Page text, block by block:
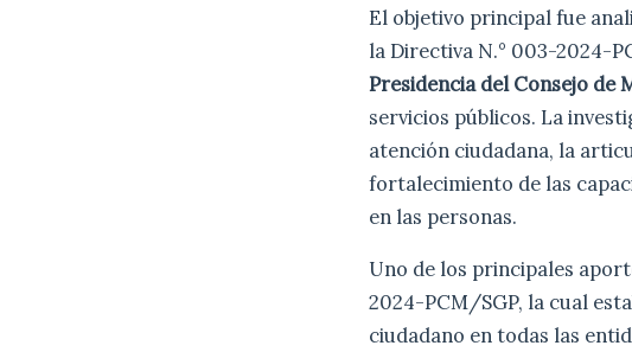
El objetivo principal fue
la Directiva N.° 003-2024-
Presidencia del Consejo de
servicios públicos. La
atención ciudadana, la
fortalecimiento de las
en las personas.
Uno de los principales
2024-PCM/SGP, la cual
ciudadano en todas las